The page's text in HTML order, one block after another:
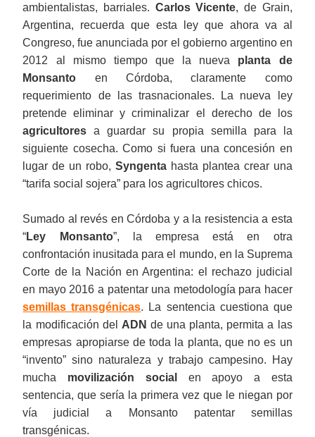
ambientalistas, barriales. Carlos Vicente, de Grain,
Argentina, recuerda que esta ley que ahora va al
Congreso, fue anunciada por el gobierno argentino en
2012 al mismo tiempo que la nueva planta de
Monsanto en Córdoba, claramente como
requerimiento de las trasnacionales. La nueva ley
pretende eliminar y criminalizar el derecho de los
agricultores a guardar su propia semilla para la
siguiente cosecha. Como si fuera una concesión en
lugar de un robo, Syngenta hasta plantea crear una
“tarifa social sojera” para los agricultores chicos.
Sumado al revés en Córdoba y a la resistencia a esta
“Ley Monsanto”, la empresa está en otra
confrontación inusitada para el mundo, en la Suprema
Corte de la Nación en Argentina: el rechazo judicial
en mayo 2016 a patentar una metodología para hacer
semillas transgénicas. La sentencia cuestiona que
la modificación del ADN de una planta, permita a las
empresas apropiarse de toda la planta, que no es un
“invento” sino naturaleza y trabajo campesino. Hay
mucha movilización social
en apoyo a esta
sentencia, que sería la primera vez que le niegan por
vía judicial a Monsanto patentar semillas
transgénicas.